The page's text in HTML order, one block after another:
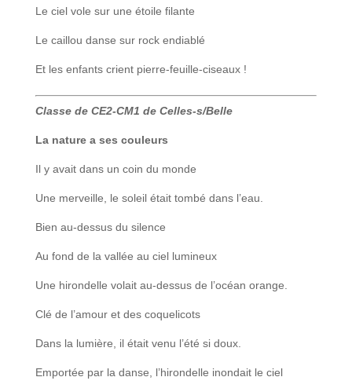
Le ciel vole sur une étoile filante
Le caillou danse sur rock endiablé
Et les enfants crient pierre-feuille-ciseaux !
Classe de CE2-CM1 de Celles-s/Belle
La nature a ses couleurs
Il y avait dans un coin du monde
Une merveille, le soleil était tombé dans l’eau.
Bien au-dessus du silence
Au fond de la vallée au ciel lumineux
Une hirondelle volait au-dessus de l’océan orange.
Clé de l’amour et des coquelicots
Dans la lumière, il était venu l’été si doux.
Emportée par la danse, l’hirondelle inondait le ciel